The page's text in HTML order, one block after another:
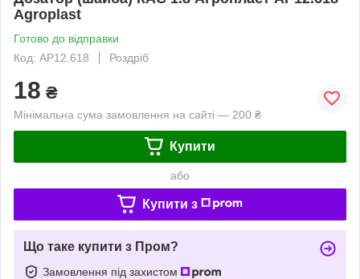
Agroplast
Готово до відправки
Код: AP12.618
Роздріб
18 ₴
Мінімальна сума замовлення на сайті — 200 ₴
Купити
або
Купити з
Що таке купити з Пром?
Замовлення під захистом